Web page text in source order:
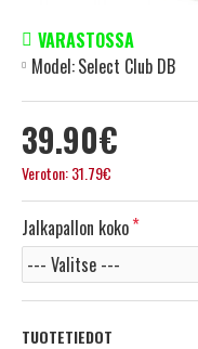
39.90€
Veroton: 31.79€
VARASTOSSA
Model:Select Club DB
Jalkapallon koko
TUOTETIEDOT